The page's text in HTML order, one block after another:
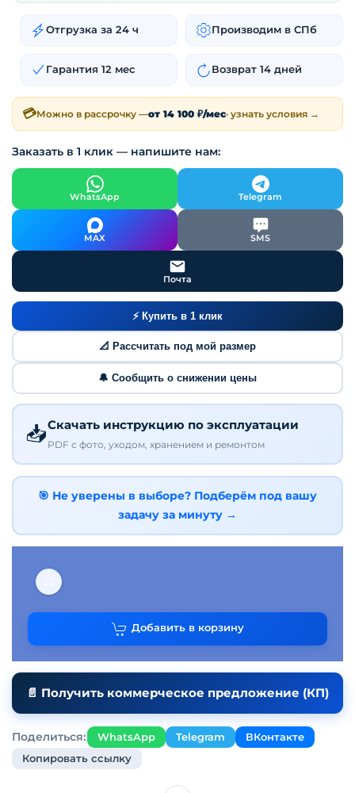
Отгрузка за 24 ч Производим в СПб
Гарантия 12 мес Возврат 14 дней
💳Можно в рассрочку —от 14 100 ₽/мес· узнать условия →
Заказать в 1 клик — напишите нам:
WhatsApp Telegram
MAX SMS
Почта
⚡ Купить в 1 клик
📐 Рассчитать под мой размер
🔔 Сообщить о снижении цены
📥Скачать инструкцию по эксплуатации
PDF с фото, уходом, хранением и ремонтом
🎯 Не уверены в выборе? Подберём под вашу
задачу за минуту →
Добавить в корзину
📄 Получить коммерческое предложение (КП)
Поделиться: WhatsApp Telegram
ВКонтакте
Копировать ссылку